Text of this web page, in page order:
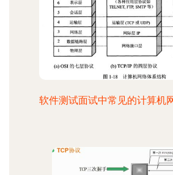
软件测试面试中常见的计算机